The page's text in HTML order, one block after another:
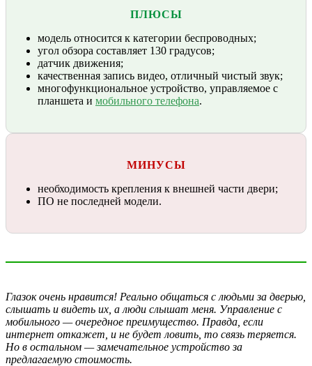
ПЛЮСЫ
модель относится к категории беспроводных;
угол обзора составляет 130 градусов;
датчик движения;
качественная запись видео, отличный чистый звук;
многофункциональное устройство, управляемое с
планшета и мобильного телефона.
МИНУСЫ
необходимость крепления к внешней части двери;
ПО не последней модели.
Глазок очень нравится! Реально общаться с людьми за дверью,
слышать и видеть их, а люди слышат меня. Управление с
мобильного — очередное преимущество. Правда, если
интернет откажет, и не будет ловить, то связь теряется.
Но в остальном — замечательное устройство за
предлагаемую стоимость.